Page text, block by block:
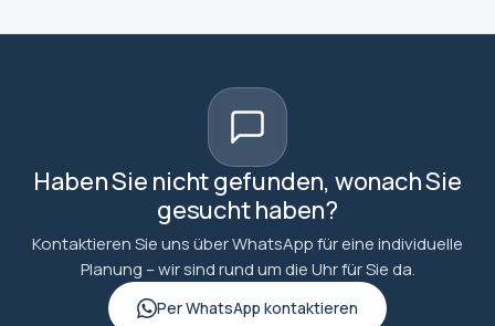
Haben Sie nicht gefunden, wonach Sie
gesucht haben?
Kontaktieren Sie uns über WhatsApp für eine individuelle
Planung – wir sind rund um die Uhr für Sie da.
Per WhatsApp kontaktieren